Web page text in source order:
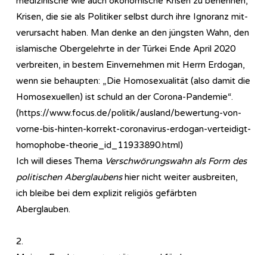
Krisen, die sie als Politiker selbst durch ihre Ignoranz mit-
verursacht haben. Man denke an den jüngsten Wahn, den
islamische Obergelehrte in der Türkei Ende April 2020
verbreiten, in bestem Einvernehmen mit Herrn Erdogan,
wenn sie behaupten: „Die Homosexualität (also damit die
Homosexuellen) ist schuld an der Corona-Pandemie“.
(https://www.focus.de/politik/ausland/bewertung-von-
vorne-bis-hinten-korrekt-coronavirus-erdogan-verteidigt-
homophobe-theorie_id_11933890.html)
Ich will dieses Thema Verschwörungswahn als Form des
politischen Aberglaubenshier nicht weiter ausbreiten,
ich bleibe bei dem explizit religiös gefärbten
Aberglauben.
2.